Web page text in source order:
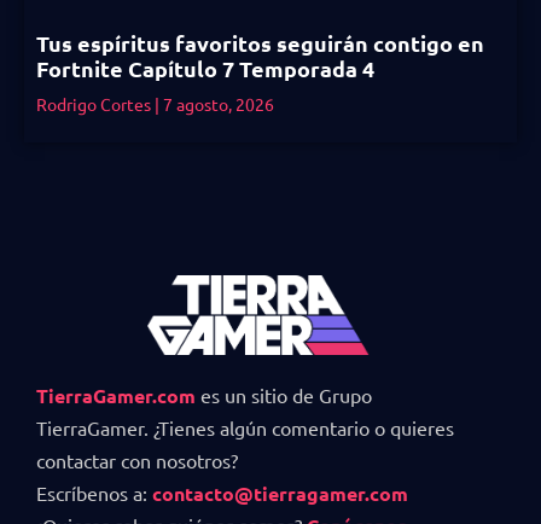
Tus espíritus favoritos seguirán contigo en
Fortnite Capítulo 7 Temporada 4
Rodrigo Cortes 7 agosto, 2026
TierraGamer.com es un sitio de Grupo
TierraGamer. ¿Tienes algún comentario o quieres
contactar con nosotros?
Escríbenos a: contacto@tierragamer.com